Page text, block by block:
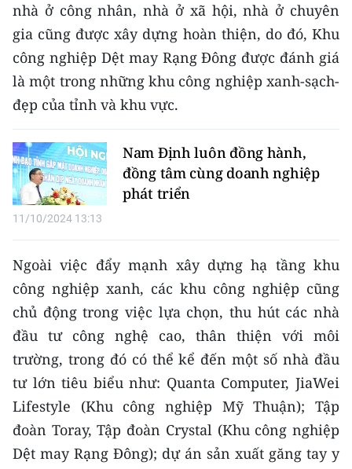
CHUYÊN ĐỀ
CÁC CHUYÊN TRANG
VỀ BÁO NHÂN DÂN
THỜI NAY
NHÂN DÂN CUỐI TUẦN
NHÂN DÂN HẰNG THÁNG
ĐỌC BÁO IN
ENGLISH
中文
FRANÇAIS
РУССКИЙ
nhà ở công nhân, nhà ở xã hội, nhà ở chuyên
gia cũng được xây dựng hoàn thiện, do đó, Khu
công nghiệp Dệt may Rạng Đông được đánh giá
là một trong những khu công nghiệp xanh-sạch-
đẹp của tỉnh và khu vực.
Nam Định luôn đồng hành,
đồng tâm cùng doanh nghiệp
phát triển
11/10/2024 13:13
Ngoài việc đẩy mạnh xây dựng hạ tầng khu
công nghiệp xanh, các khu công nghiệp cũng
chủ động trong việc lựa chọn, thu hút các nhà
đầu tư công nghệ cao, thân thiện với môi
trường, trong đó có thể kể đến một số nhà đầu
tư lớn tiêu biểu như: Quanta Computer, JiaWei
Lifestyle (Khu công nghiệp Mỹ Thuận); Tập
đoàn Toray, Tập đoàn Crystal (Khu công nghiệp
Dệt may Rạng Đông); dự án sản xuất găng tay y